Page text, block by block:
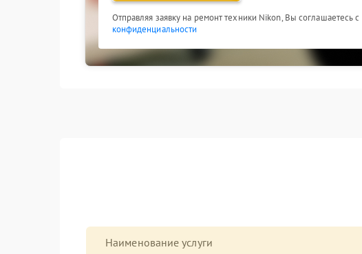
Отправляя заявку на ремонт техники Nikon, Вы соглашаетесь с
конфиденциальности
Наименование услуги